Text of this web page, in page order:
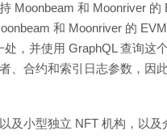
Moonbeam 和 Moonriver
和 Moonriver 的
，并使用 GraphQL 查询这
、合约和索引日志参数，因
及小型独立 NFT 机构，以